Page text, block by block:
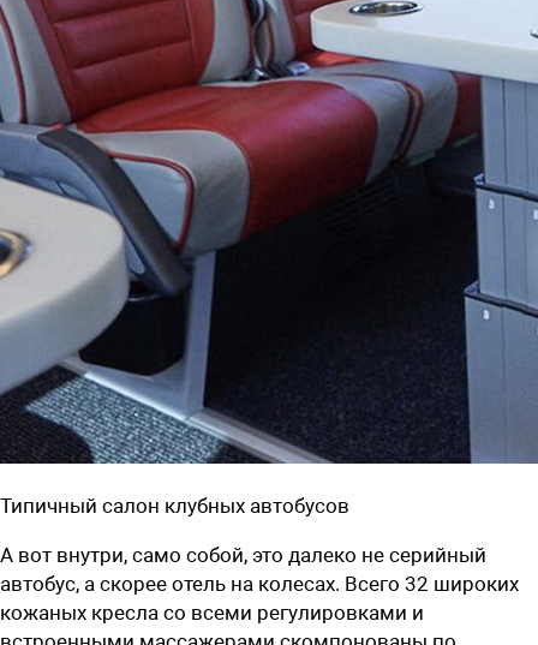
Типичный салон клубных автобусов
А вот внутри, само собой, это далеко не серийный
автобус, а скорее отель на колесах. Всего 32 широких
кожаных кресла со всеми регулировками и